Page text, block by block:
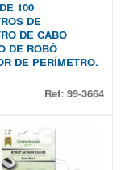
100
DE
DE CABO
DE ROBÔ
DE PERÍMETRO.
Ref: 99-3664